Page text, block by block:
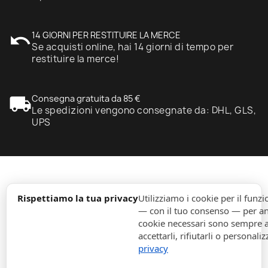
Rispettiamo la tua privacyUtilizziamo i cookie per il
— con il tuo consenso — per
cookie necessari sono
accettarli, rifiutarli o
privacy
undo14 GIORNI PER RESTITUIRE LA MERCE
Se acquisti online, hai 14 giorni di tempo per
restituire la merce!
local_shippingConsegna gratuita da 85 €
Le spedizioni vengono consegnate da: DHL, GLS,
UPS
expand_more
expand_more